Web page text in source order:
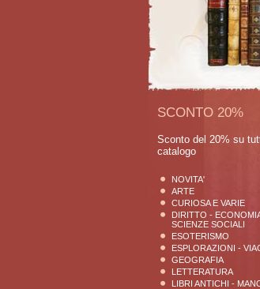
SCONTO 20%
Sconto del 20% su
catalogo
NOVITA'
ARTE
CURIOSA E VARIE
DIRITTO -
SCIENZE SOCIALI
ESOTERISMO
ESPLORAZIONI -
GEOGRAFIA
LETTERATURA
LIBRI ANTICHI -